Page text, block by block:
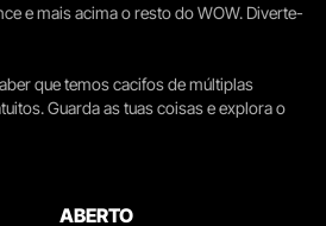
e mais acima o resto do WOW. Diverte-
que temos cacifos de múltiplas
Guarda as tuas coisas e explora o
ABERTO